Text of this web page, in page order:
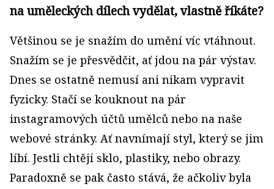
na uměleckých dílech vydělat, vlastně říkáte?
Většinou se je snažím do umění víc vtáhnout.
Snažím se je přesvědčit, ať jdou na pár výstav.
Dnes se ostatně nemusí ani nikam vypravit
fyzicky. Stačí se kouknout na pár
instagramových účtů umělců nebo na naše
webové stránky. Ať navnímají styl, který se jim
líbí. Jestli chtějí sklo, plastiky, nebo obrazy.
Paradoxně se pak často stává, že ačkoliv byla